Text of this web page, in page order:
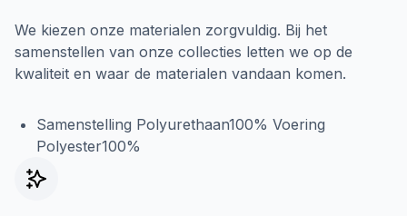
We kiezen onze materialen zorgvuldig. Bij het
samenstellen van onze collecties letten we op de
kwaliteit en waar de materialen vandaan komen.
Samenstelling Polyurethaan100% Voering
Polyester100%